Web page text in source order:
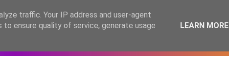
LANÇAMENTOS ESPECIAIS CALENDÁRIO
traffic. Your IP address and user-agent
ensure quality of service, generate usage
LEARN MORE